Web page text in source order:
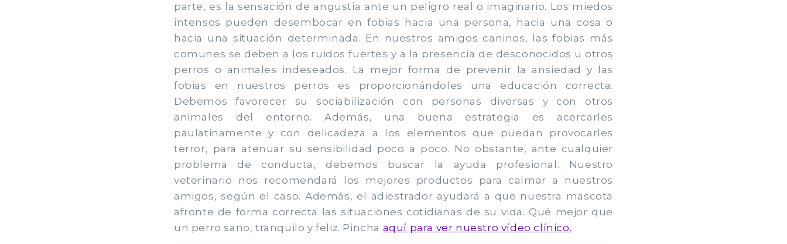
parte, es la sensación de angustia ante un peligro real o imaginario. Los miedos
intensos pueden desembocar en fobias hacia una persona, hacia una cosa o
hacia una situación determinada. En nuestros amigos caninos, las fobias más
comunes se deben a los ruidos fuertes y a la presencia de desconocidos u otros
perros o animales indeseados. La mejor forma de prevenir la ansiedad y las
fobias en nuestros perros es proporcionándoles una educación correcta.
Debemos favorecer su sociabilización con personas diversas y con otros
animales del entorno. Además, una buena estrategia es acercarles
paulatinamente y con delicadeza a los elementos que puedan provocarles
terror, para atenuar su sensibilidad poco a poco. No obstante, ante cualquier
problema de conducta, debemos buscar la ayuda profesional. Nuestro
veterinario nos recomendará los mejores productos para calmar a nuestros
amigos, según el caso. Además, el adiestrador ayudará a que nuestra mascota
afronte de forma correcta las situaciones cotidianas de su vida. Qué mejor que
un perro sano, tranquilo y feliz. Pincha aquí para ver nuestro vídeo clínico.